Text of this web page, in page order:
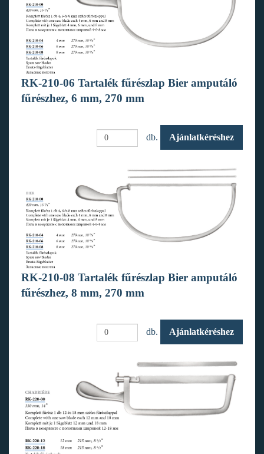
RK-210-06 Tartalék fűrészlap Bier amputáló
fűrészhez, 6 mm, 270 mm
db. Ajánlatkéréshez
RK-210-08 Tartalék fűrészlap Bier amputáló
fűrészhez, 8 mm, 270 mm
db. Ajánlatkéréshez